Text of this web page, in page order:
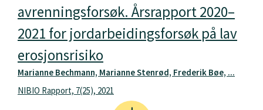
avrenningsforsøk. Årsrapport 2020–
2021 for jordarbeidingsforsøk på lav
erosjonsrisiko
Marianne Bechmann, Marianne Stenrød, Frederik Bøe, ...
NIBIO Rapport, 7(25), 2021